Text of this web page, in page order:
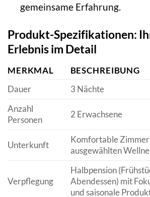
gemeinsame Erfahrung.
Produkt-Spezifikationen:
Erlebnis im Detail
MERKMAL
BESCHREIBUNG
Dauer
3 Nächte
Anzahl
Personen
2 Erwachsene
Unterkunft
Komfortable Zimmer
ausgewählten
Verpflegung
Halbpension
Abendessen) mit
und saisonale